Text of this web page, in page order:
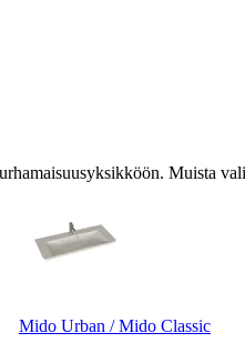
Muista
Mido Urban / Mido Classic